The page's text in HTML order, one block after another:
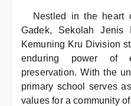
Nestled in the heart
Gadek, Sekolah Jenis
Kemuning Kru Division
enduring power of
preservation. With the
primary school serves
values for a community